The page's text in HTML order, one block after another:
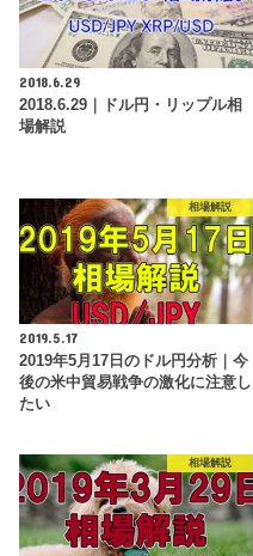
2018.6.29
2018.6.29｜ドル円・リップル相
場解説
相場解説
2019.5.17
2019年5月17日のドル円分析｜今
後の米中貿易戦争の激化に注意し
たい
相場解説